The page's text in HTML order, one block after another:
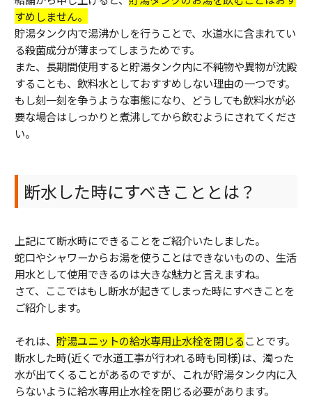
すめしません。
貯湯タンク内で湯沸かしを行うことで、水道水に含まれてい
る殺菌成分が薄まってしまうためです。
また、長期間使用すると貯湯タンク内に不純物や異物が沈殿
することも、飲料水としておすすめしない理由の一つです。
もし刻一刻を争うような事態になり、どうしても飲料水が必
要な場合はしっかりと煮沸してから飲むようにされてくださ
い。
断水した時にすべきこととは？
上記にて断水時にできることをご紹介いたしました。
蛇口やシャワーからお湯を使うことはできないものの、生活
用水として使用できるのは大きな魅力と言えますね。
さて、ここではもし断水が起きてしまった時にすべきことを
ご紹介します。
それは、 貯湯ユニットの給水専用止水栓を閉じることです。
断水した時(近くで水道工事が行われる時も同様)は、濁った
水が出てくることがあるのですが、これが貯湯タンク内に入
らないように給水専用止水栓を閉じる必要があります。